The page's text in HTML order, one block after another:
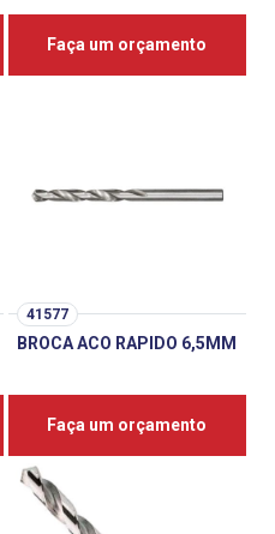
Faça um orçamento
41577
BROCA ACO RAPIDO 6,5MM
Faça um orçamento